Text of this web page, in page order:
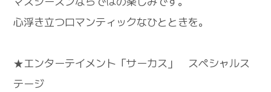
心浮き立つロマンティックなひとときを。
★エンターテイメント「サーカス」 スペシャルス
テージ